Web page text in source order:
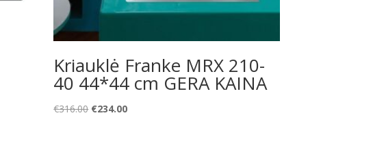
Kriauklė Franke MRX 210-
40 44*44 cm GERA KAINA
€316.00 Original
€234.00Current